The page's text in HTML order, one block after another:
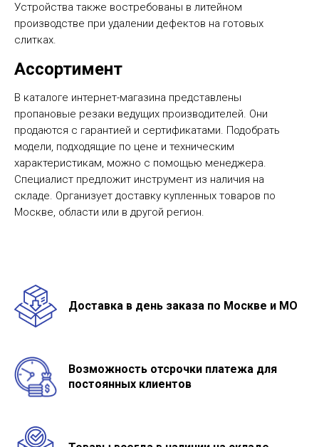
Устройства также востребованы в литейном
производстве при удалении дефектов на готовых
слитках.
Ассортимент
В каталоге интернет-магазина представлены
пропановые резаки ведущих производителей. Они
продаются с гарантией и сертификатами. Подобрать
модели, подходящие по цене и техническим
характеристикам, можно с помощью менеджера.
Специалист предложит инструмент из наличия на
складе. Организует доставку купленных товаров по
Москве, области или в другой регион.
Доставка в день заказа по Москве и МО
Возможность отсрочки платежа для
постоянных клиентов